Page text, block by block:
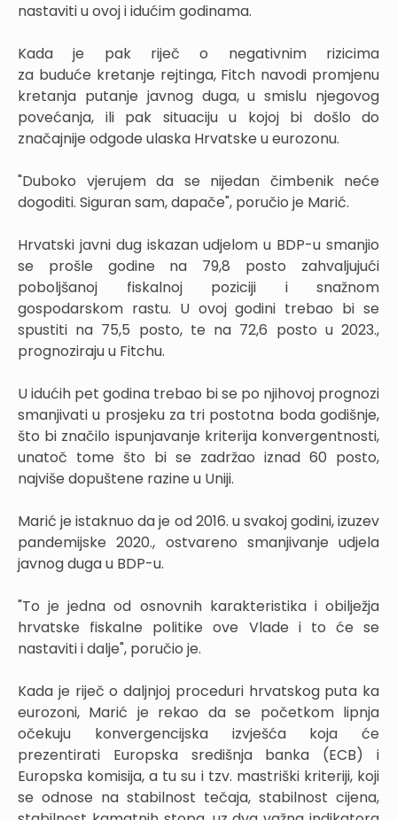
nastaviti u ovoj i idućim godinama.
Kada je pak riječ o negativnim rizicima
za buduće kretanje rejtinga, Fitch navodi promjenu
kretanja putanje javnog duga, u smislu njegovog
povećanja, ili pak situaciju u kojoj bi došlo do
značajnije odgode ulaska Hrvatske u eurozonu.
"Duboko vjerujem da se nijedan čimbenik neće
dogoditi. Siguran sam, dapače", poručio je Marić.
Hrvatski javni dug iskazan udjelom u BDP-u smanjio
se prošle godine na 79,8 posto zahvaljujući
poboljšanoj fiskalnoj poziciji i snažnom
gospodarskom rastu. U ovoj godini trebao bi se
spustiti na 75,5 posto, te na 72,6 posto u 2023.,
prognoziraju u Fitchu.
U idućih pet godina trebao bi se po njihovoj prognozi
smanjivati u prosjeku za tri postotna boda godišnje,
što bi značilo ispunjavanje kriterija konvergentnosti,
unatoč tome što bi se zadržao iznad 60 posto,
najviše dopuštene razine u Uniji.
Marić je istaknuo da je od 2016. u svakoj godini, izuzev
pandemijske 2020., ostvareno smanjivanje udjela
javnog duga u BDP-u.
"To je jedna od osnovnih karakteristika i obilježja
hrvatske fiskalne politike ove Vlade i to će se
nastaviti i dalje", poručio je.
Kada je riječ o daljnjoj proceduri hrvatskog puta ka
eurozoni, Marić je rekao da se početkom lipnja
očekuju konvergencijska izvješća koja će
prezentirati Europska središnja banka (ECB) i
Europska komisija, a tu su i tzv. mastriški kriteriji, koji
se odnose na stabilnost tečaja, stabilnost cijena,